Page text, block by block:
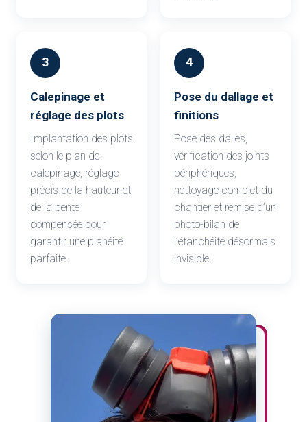
3
Calepinage et
réglage des plots
Implantation des plots
selon le plan de
calepinage, réglage
précis de la hauteur et
de la pente
compensée pour
garantir une planéité
parfaite.
4
Pose du dallage et
finitions
Pose des dalles,
vérification des joints
périphériques,
nettoyage complet du
chantier et remise d’un
photo-bilan de
l’étanchéité désormais
invisible.